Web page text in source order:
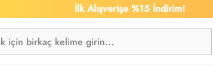
İlk Alışverişe %15 İndirim!